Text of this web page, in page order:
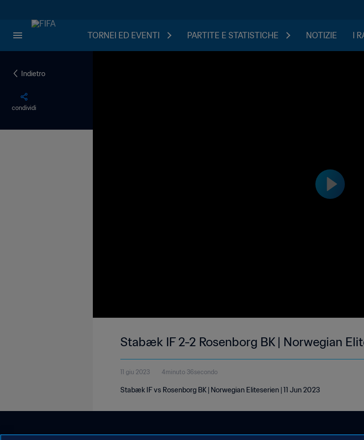
TORNEI ED EVENTI PARTITE E STATISTICHE NOTIZIE I
Indietro
condividi
Stabæk IF 2-2 Rosenborg BK | Norwegian
11 giu 2023 4minuto 36secondo
Stabæk IF vs Rosenborg BK | Norwegian Eliteserien | 11 Jun 2023